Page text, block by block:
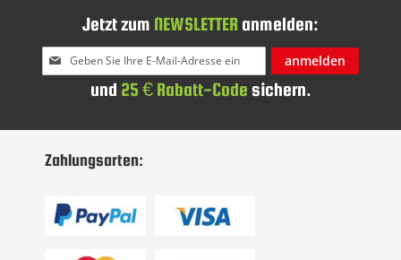
Jetzt zum NEWSLETTER anmelden:
Melden
Sie
an:
anmelden
und 25 € Rabatt-Code sichern.
Zahlungsarten: